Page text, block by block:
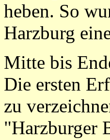
heben. So
Harzburg
Mitte bis
Die ersten
zu
"Harzburger